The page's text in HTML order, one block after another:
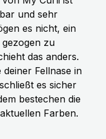
und sehr
es nicht, ein
zu
das anders.
Fellnase in
es sicher
bestechen die
Farben.